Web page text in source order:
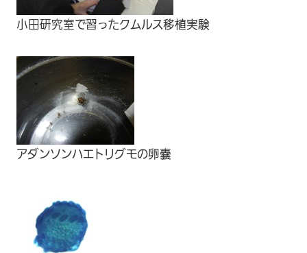
小田研究室で習ったクムルス移植実験
アダンソンハエトリグモの卵嚢